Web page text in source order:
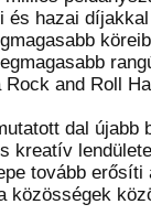
és hazai
Rock and Roll
dal újabb
kreatív
tovább erősíti
közösségek